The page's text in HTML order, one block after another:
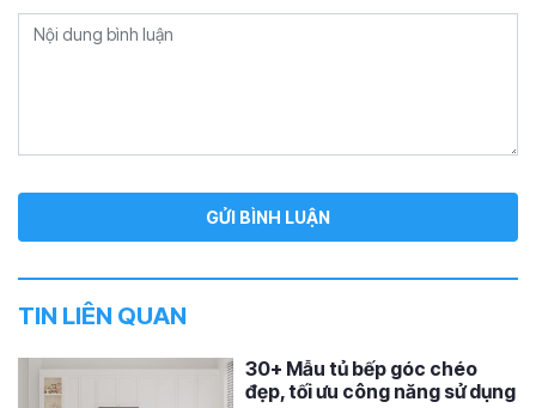
TIN LIÊN QUAN
30+ Mẫu tủ bếp góc chéo
đẹp, tối ưu công năng sử dụng